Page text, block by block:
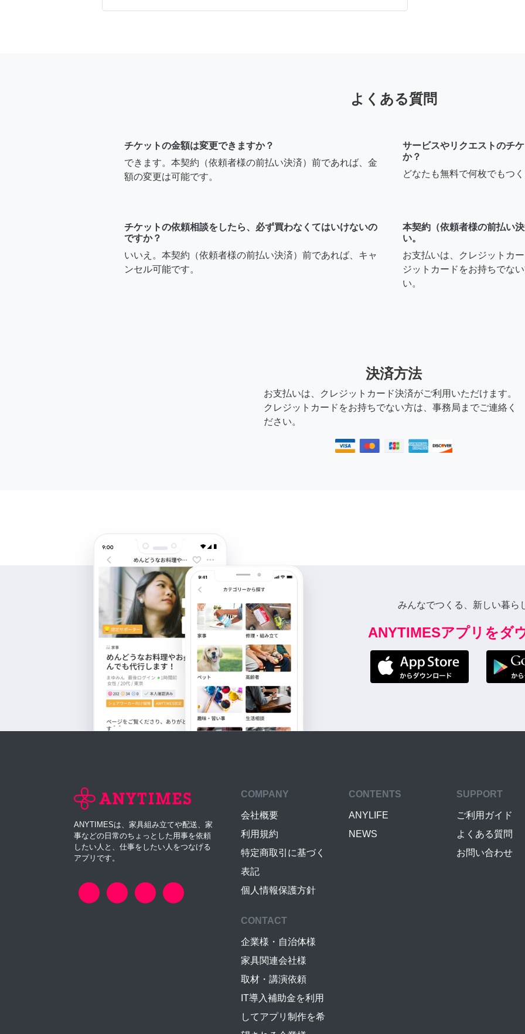
よくある質問
チケットの金額は変更できますか？
できます。本契約（依頼者様の前払い決済）前であれば、金
額の変更は可能です。
サービスやリクエストのチ
か？
どなたも無料で何枚でもつ
チケットの依頼相談をしたら、必ず買わなくてはいけないの
ですか？
いいえ。本契約（依頼者様の前払い決済）前であれば、キャ
ンセル可能です。
本契約（依頼者様の前払い
い。
お支払いは、クレジットカ
ジットカードをお持ちでな
い。
決済方法
お支払いは、クレジットカード決済がご利用いただけます。
クレジットカードをお持ちでない方は、事務局までご連絡く
ださい。
みんなでつくる、新しい暮ら
ANYTIMESアプリをダ
ANYTIMESは、家具組み立てや配送、家
事などの日常のちょっとした用事を依頼
したい人と、仕事をしたい人をつなげる
アプリです。
COMPANY
会社概要
利用規約
特定商取引に基づく
表記
個人情報保護方針
CONTENTS
ANYLIFE
NEWS
SUPPORT
ご利用ガイド
よくある質問
お問い合わせ
CONTACT
企業様・自治体様
家具関連会社様
取材・講演依頼
IT導入補助金を利用
してアプリ制作を希